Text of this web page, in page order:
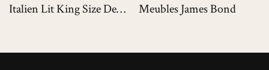
Italien Lit King Size De
Meubles James Bond